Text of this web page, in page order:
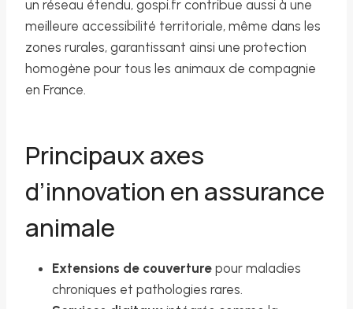
un réseau étendu, gospi.fr contribue aussi à une
meilleure accessibilité territoriale, même dans les
zones rurales, garantissant ainsi une protection
homogène pour tous les animaux de compagnie
en France.
Principaux axes
d’innovation en assurance
animale
Extensions de couverture pour maladies
chroniques et pathologies rares.